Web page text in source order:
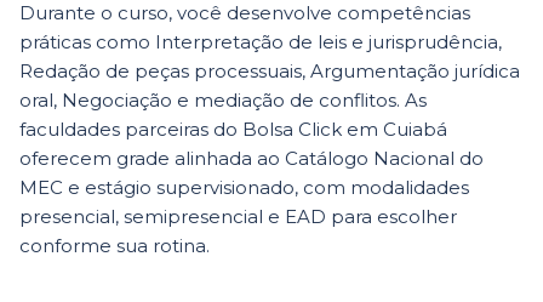
Durante o curso, você desenvolve competências
práticas como Interpretação de leis e jurisprudência,
Redação de peças processuais, Argumentação jurídica
oral, Negociação e mediação de conflitos. As
faculdades parceiras do Bolsa Click em Cuiabá
oferecem grade alinhada ao Catálogo Nacional do
MEC e estágio supervisionado, com modalidades
presencial, semipresencial e EAD para escolher
conforme sua rotina.